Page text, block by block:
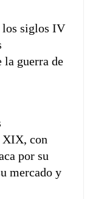
los siglos IV
la guerra de
XIX, con
por su
mercado y